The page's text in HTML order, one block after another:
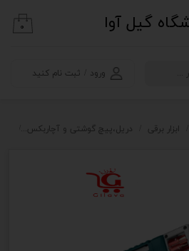
گیل آوا
ورود ثبت نام کنید
۰
ابزار برقی دریل،پیچ گوشتی و آچاربکس